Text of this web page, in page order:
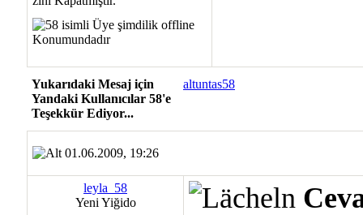
Yukarıdaki Mesaj için
Yandaki Kullanıcılar 58'e
Teşekkür Ediyor...
altuntas58
01.06.2009, 19:26
leyla_58
Yeni Yiğido